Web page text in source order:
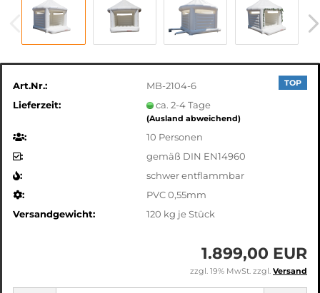
TOP
Art.Nr.:
MB-2104-6
Lieferzeit:
ca. 2-4 Tage
(Ausland abweichend)
:
10 Personen
:
gemäß DIN EN14960
:
schwer entflammbar
:
PVC 0,55mm
Versandgewicht:
120 kg je Stück
1.899,00 EUR
zzgl. 19% MwSt. zzgl. Versand